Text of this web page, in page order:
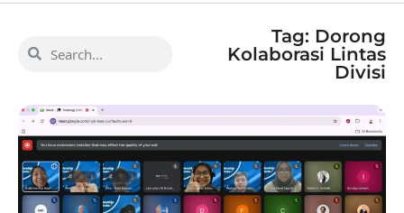
Tag: Dorong
Kolaborasi Lintas
Divisi